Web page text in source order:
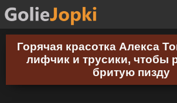
Горячая красотка Алекса
лифчик и трусики, чтобы
бритую пизду